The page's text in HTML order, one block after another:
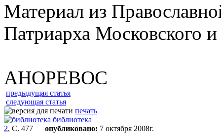
Материал из
Патриарха Московского
АНОРЕВОС
предыдущая статья
следующая статья
печать
библиотека
2, С. 477 опубликовано: 7 октября 2008г.